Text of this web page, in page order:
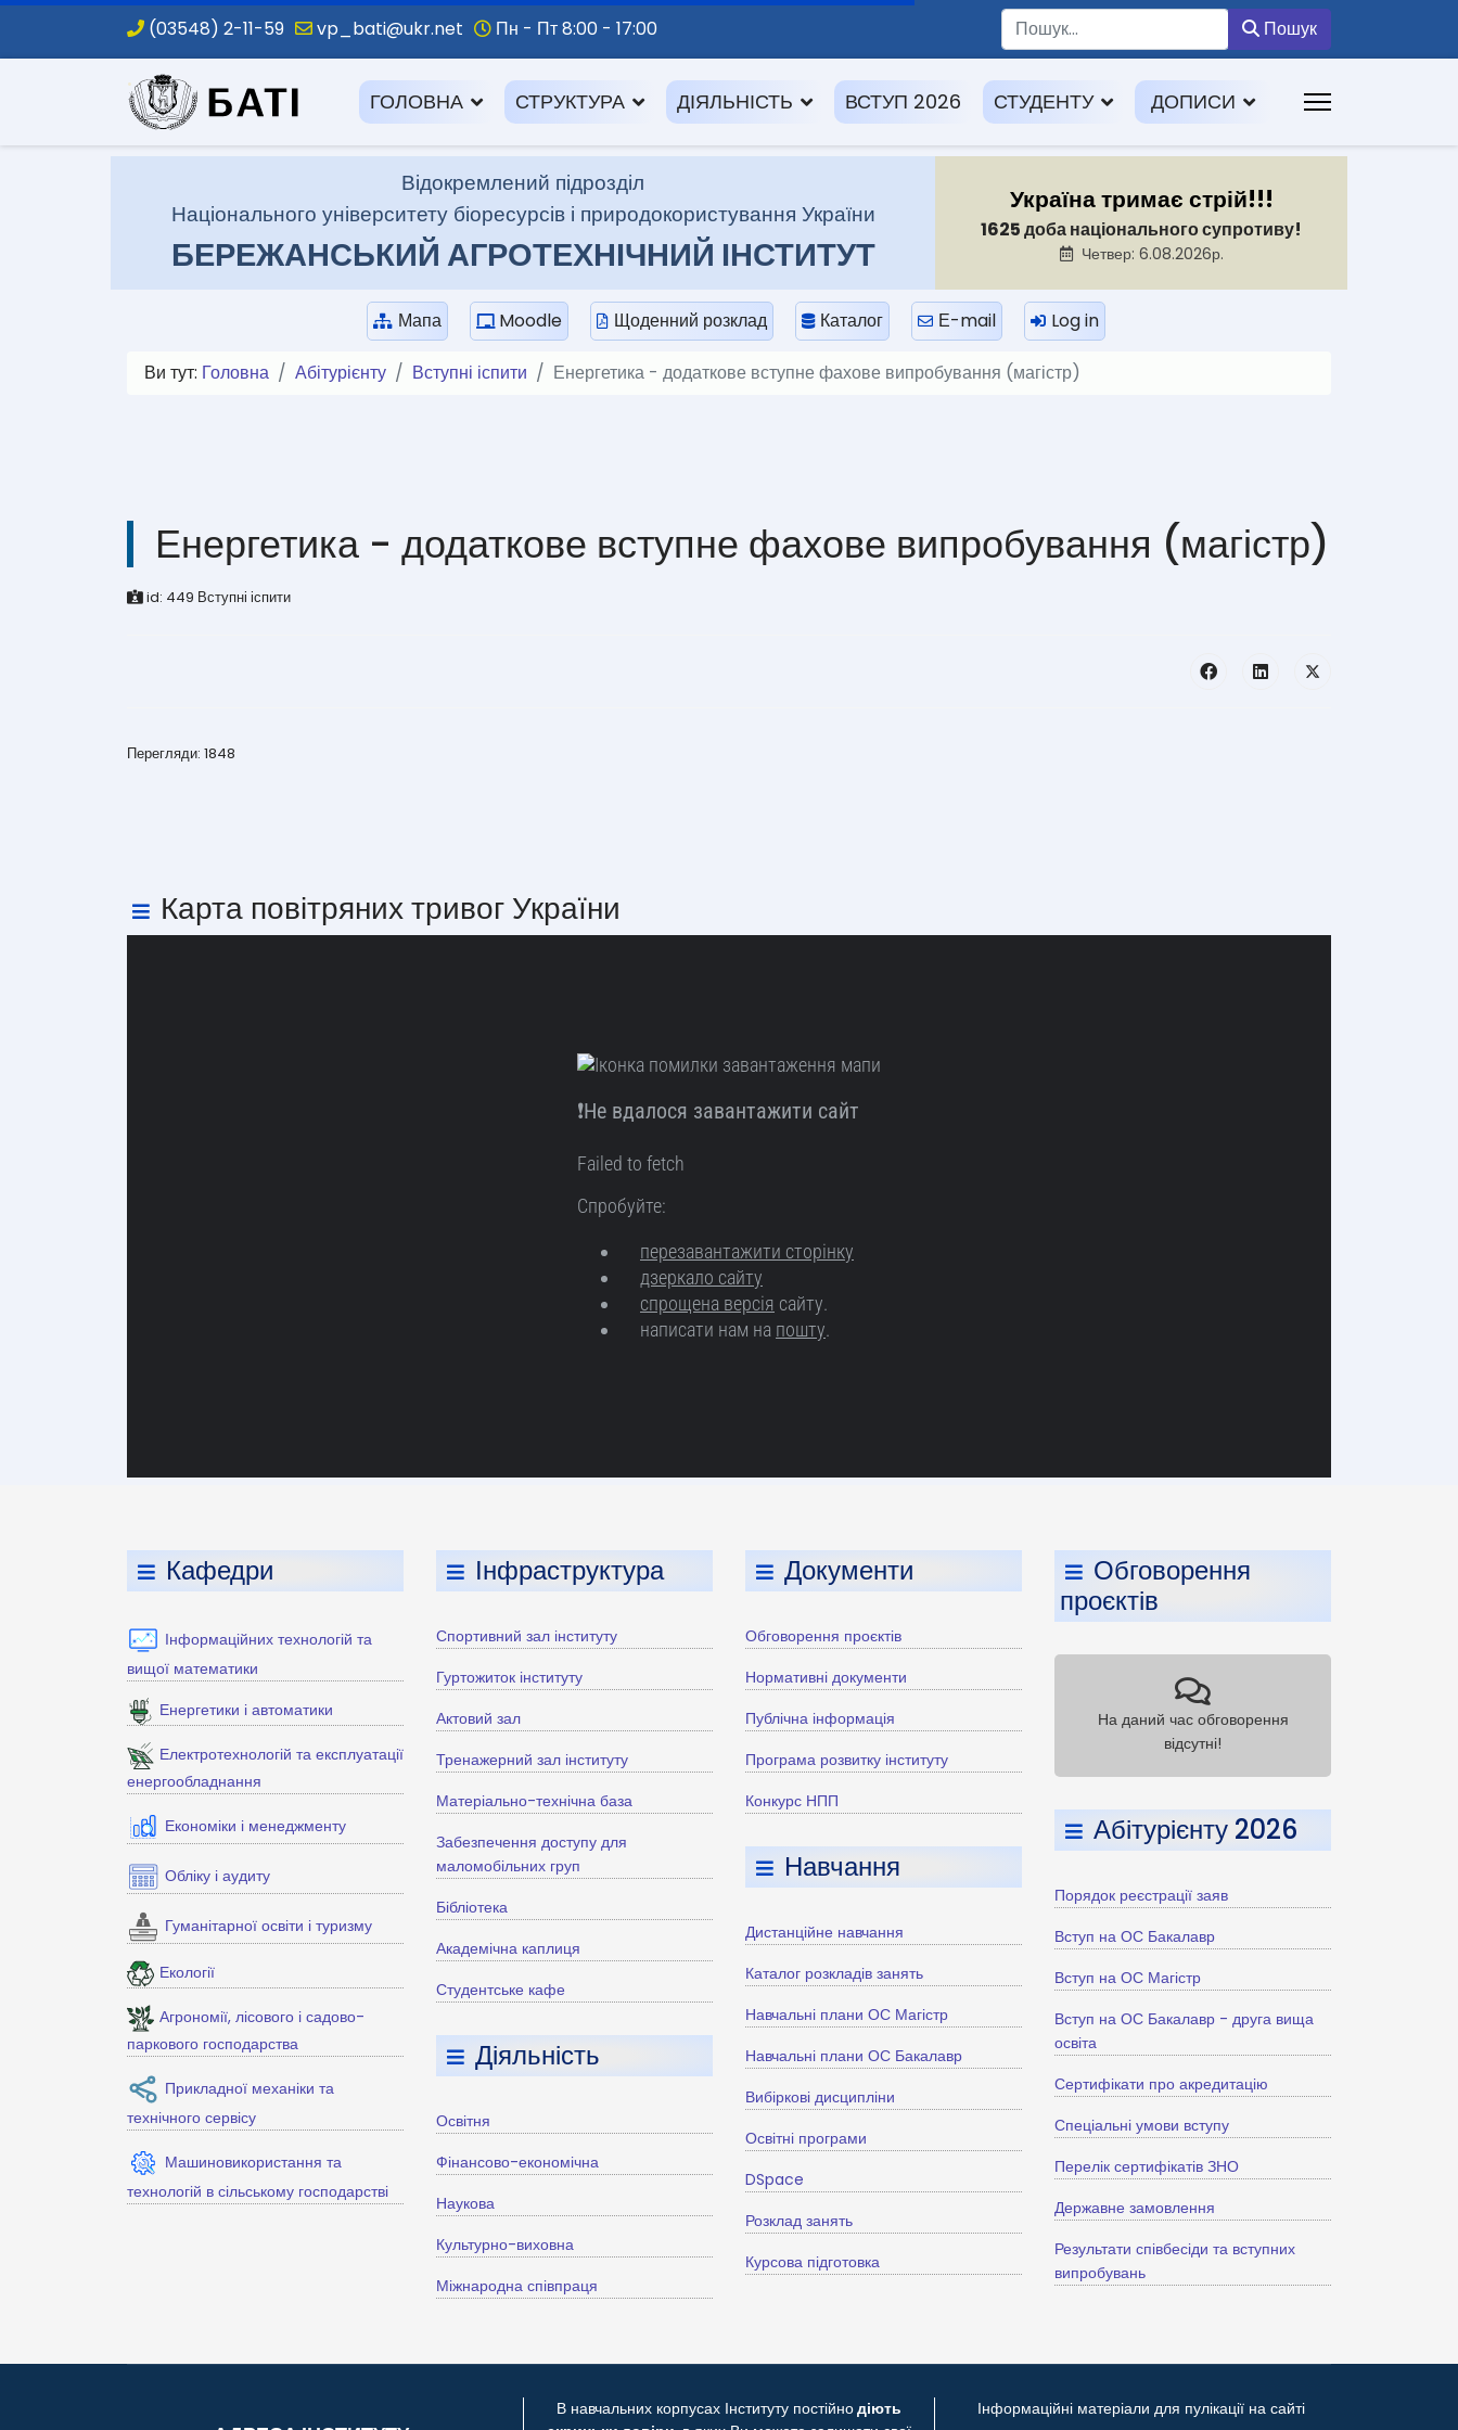
(03548) 2-11-59 vp_bati@ukr.net Пн - Пт 8:00 - 17:00 Пошук
.
ГОЛОВНА СТРУКТУРА ДІЯЛЬНІСТЬ ВСТУП 2026 СТУДЕНТУ ДОПИСИ
Відокремлений підрозділ
Національного університету біоресурсів і природокористування України
БЕРЕЖАНСЬКИЙ АГРОТЕХНІЧНИЙ ІНСТИТУТ
Україна тримає стрій!!!
1625 доба національного супротиву!
Четвер: 6.08.2026р.
Мапа Moodle Щоденний розклад Каталог Е-mail Log in
Ви тут: Головна Абітурієнту Вступні іспити Енергетика - додаткове вступне фахове випробування (магістр)
Енергетика - додаткове вступне фахове випробування (магістр)
id: 449 Вступні іспити
Перегляди: 1848
Карта повітряних тривог України
Кафедри
Інформаційних технологій та
вищої математики
Енергетики і автоматики
Електротехнологій та експлуатації
енергообладнання
Економіки і менеджменту
Обліку і аудиту
Гуманітарної освіти і туризму
Екології
Агрономії, лісового і садово-
паркового господарства
Прикладної механіки та
технічного сервісу
Машиновикористання та
технологій в сільському господарстві
Інфраструктура
Спортивний зал інституту
Гуртожиток інституту
Актовий зал
Тренажерний зал інституту
Матеріально-технічна база
Забезпечення доступу для
маломобільних груп
Бібліотека
Академічна каплиця
Студентське кафе
Діяльність
Освітня
Фінансово-економічна
Наукова
Культурно-виховна
Міжнародна співпраця
Документи
Обговорення проєктів
Нормативні документи
Публічна інформація
Програма розвитку інституту
Конкурс НПП
Навчання
Дистанційне навчання
Каталог розкладів занять
Навчальні плани ОС Магістр
Навчальні плани ОС Бакалавр
Вибіркові дисципліни
Освітні програми
DSpace
Розклад занять
Курсова підготовка
Обговорення
проєктів
На даний час обговорення
відсутні!
Абітурієнту 2026
Порядок реєстрації заяв
Вступ на ОС Бакалавр
Вступ на ОС Магістр
Вступ на ОС Бакалавр - друга вища
освіта
Сертифікати про акредитацію
Спеціальні умови вступу
Перелік сертифікатів ЗНО
Державне замовлення
Результати співбесіди та вступних
випробувань
В навчальних корпусах Інституту постійнодіють
Інформаційні матеріали для пулікації на сайті